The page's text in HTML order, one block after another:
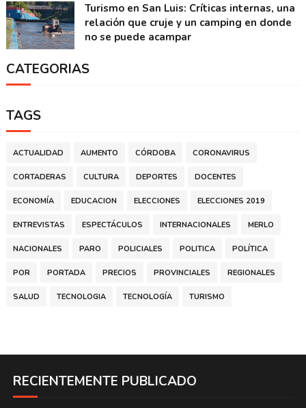
Turismo en San Luis: Críticas internas, una
relación que cruje y un camping en donde
no se puede acampar
CATEGORIAS
TAGS
ACTUALIDAD AUMENTO CÓRDOBA CORONAVIRUS
CORTADERAS CULTURA DEPORTES DOCENTES
ECONOMÍA EDUCACION ELECCIONES ELECCIONES 2019
ENTREVISTAS ESPECTÁCULOS INTERNACIONALES MERLO
NACIONALES PARO POLICIALES POLITICA POLÍTICA
POR PORTADA PRECIOS PROVINCIALES REGIONALES
SALUD TECNOLOGIA TECNOLOGÍA TURISMO
RECIENTEMENTE PUBLICADO